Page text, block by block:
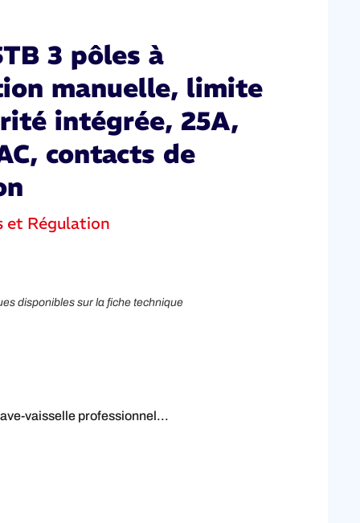
3 pôles à
manuelle, limite
intégrée, 25A,
contacts de
et Régulation
disponibles sur la fiche technique
vaisselle professionnel...